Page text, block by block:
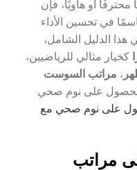
محترفًا أو هاويًا، فإن
في تحسين الأداء
هذا الدليل الشامل،
كخيار مثالي للرياضيين،
، مراتب السوست
على نوم صحي
على نوم صحي مع
مراتب